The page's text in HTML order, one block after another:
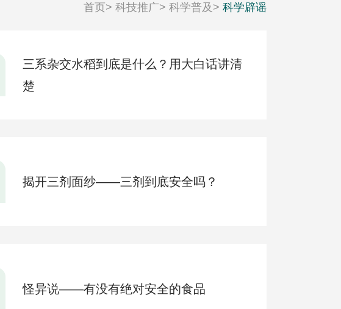
首页> 科技推广> 科学普及 > 科学辟谣
三系杂交水稻到底是什么？用大白话讲清
楚
揭开三剂面纱——三剂到底安全吗？
怪异说——有没有绝对安全的食品